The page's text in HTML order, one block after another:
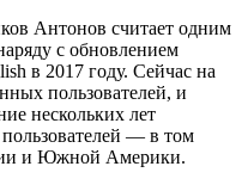
Антонов считает одним
с обновлением
в 2017 году. Сейчас на
пользователей, и
нескольких лет
— в том
и Южной Америки.